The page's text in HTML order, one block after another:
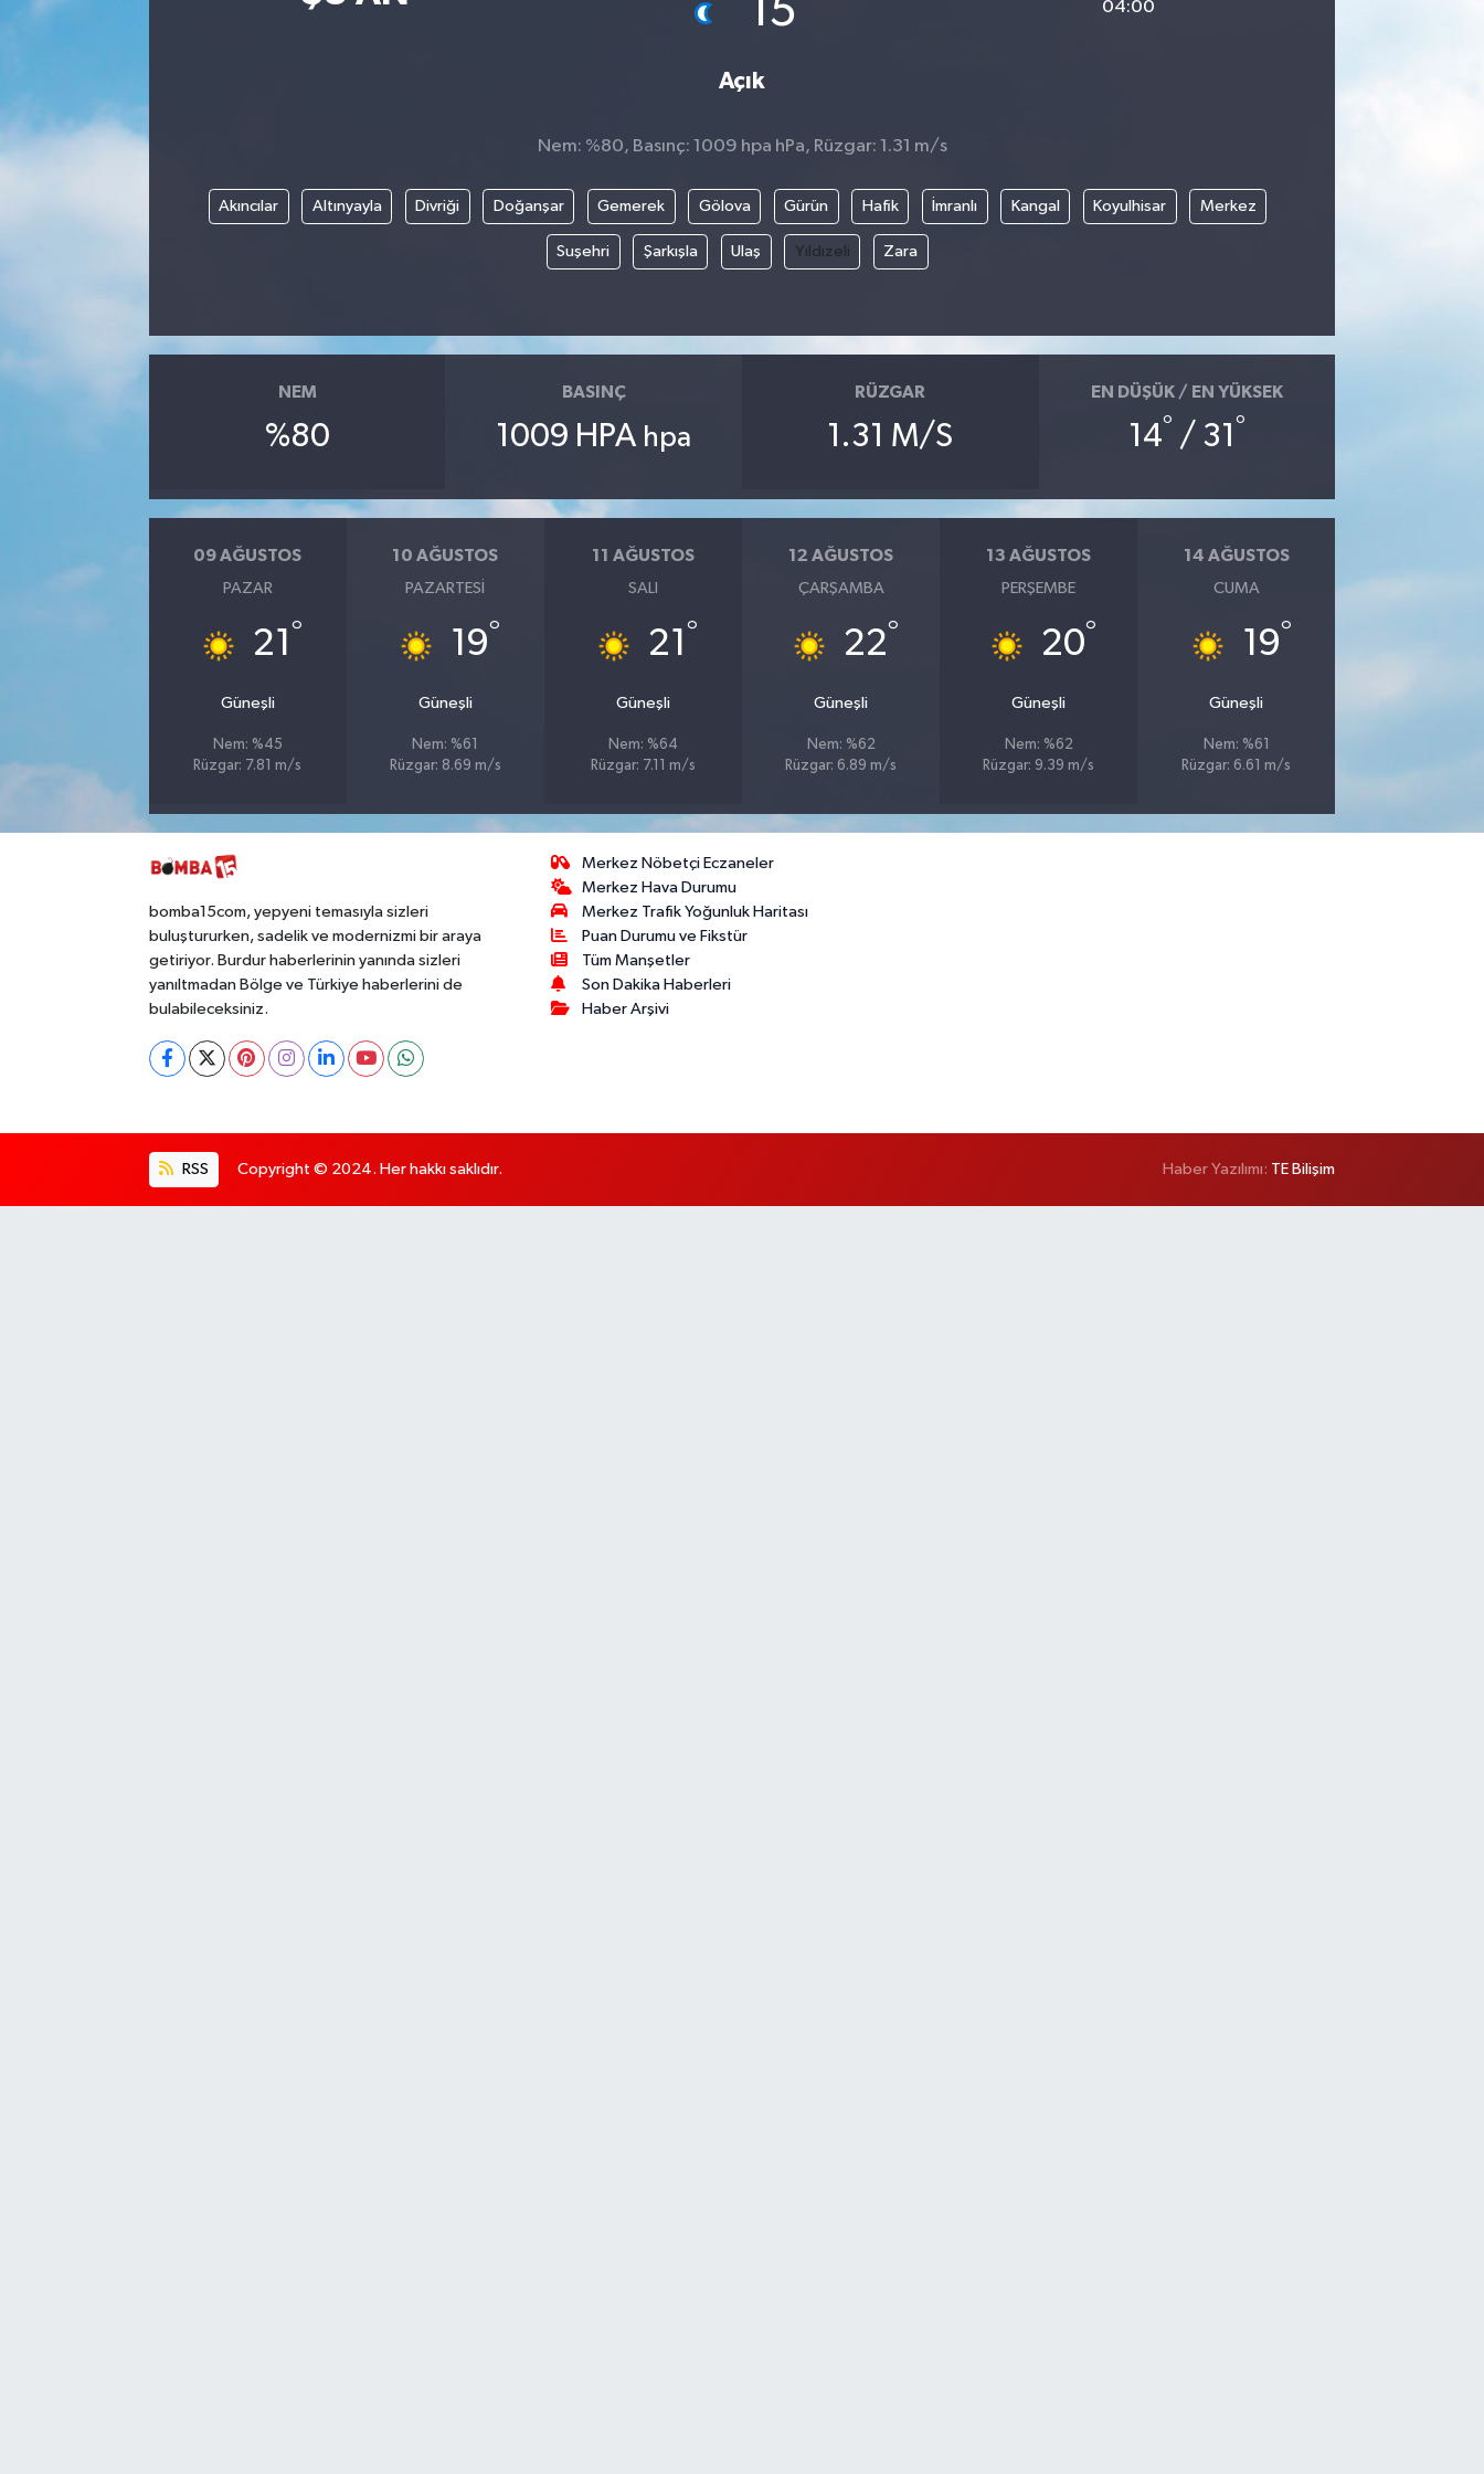
15
Açık
04:00
Nem: %80, Basınç: 1009 hpa hPa, Rüzgar: 1.31 m/s
Akıncılar Altınyayla Divriği Doğanşar Gemerek Gölova Gürün Hafik İmranlı Kangal Koyulhisar Merkez
Suşehri Şarkışla Ulaş Yıldızeli Zara
NEM
%80
BASINÇ
1009 HPA hpa
RÜZGAR
1.31 M/S
EN DÜŞÜK / EN YÜKSEK
14° / 31 °
09 AĞUSTOS
PAZAR
21 °
Güneşli
Nem: %45
Rüzgar: 7.81 m/s
10 AĞUSTOS
PAZARTESI
19°
Güneşli
Nem: %61
Rüzgar: 8.69 m/s
11 AĞUSTOS
SALI
21 °
Güneşli
Nem: %64
Rüzgar: 7.11 m/s
12 AĞUSTOS
ÇARŞAMBA
22°
Güneşli
Nem: %62
Rüzgar: 6.89 m/s
13 AĞUSTOS
PERŞEMBE
20°
Güneşli
Nem: %62
Rüzgar: 9.39 m/s
14 AĞUSTOS
CUMA
19°
Güneşli
Nem: %61
Rüzgar: 6.61 m/s
bomba15com, yepyeni temasıyla sizleri
buluştururken, sadelik ve modernizmi bir araya
getiriyor. Burdur haberlerinin yanında sizleri
yanıltmadan Bölge ve Türkiye haberlerini de
bulabileceksiniz.
Merkez Nöbetçi Eczaneler
Merkez Hava Durumu
Merkez Trafik Yoğunluk Haritası
Puan Durumu ve Fikstür
Tüm Manşetler
Son Dakika Haberleri
Haber Arşivi
RSS Copyright © 2024. Her hakkı saklıdır. Haber Yazılımı: TE Bilişim